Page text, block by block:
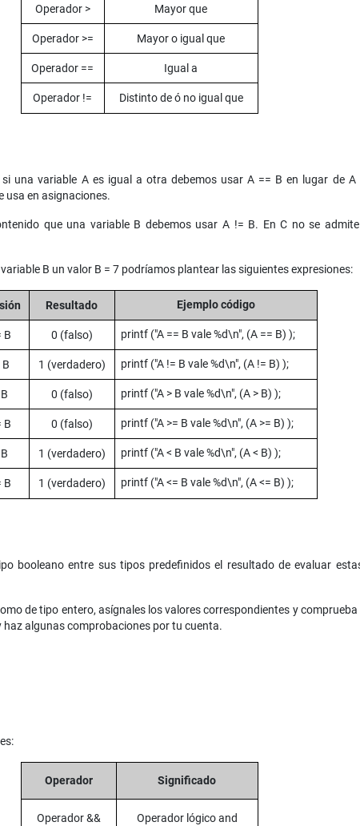
Operador > Mayor que
Operador >= Mayor o igual que
Operador == Igual a
Operador != Distinto de ó no igual que
una variable A es igual a otra debemos usar A == B en lugar de
usa en asignaciones.
que una variable B debemos usar A != B. En C no se
B un valor B = 7 podríamos plantear las siguientes expresiones:
Resultado Ejemplo código
B 0 (falso) printf ("A == B vale %d\n", (A == B) );
B 1 (verdadero) printf ("A != B vale %d\n", (A != B) );
0 (falso) printf ("A > B vale %d\n", (A > B) );
B 0 (falso) printf ("A >= B vale %d\n", (A >= B) );
1 (verdadero) printf ("A < B vale %d\n", (A < B) );
B 1 (verdadero) printf ("A <= B vale %d\n", (A <= B) );
booleano entre sus tipos predefinidos el resultado de evaluar
de tipo entero, asígnales los valores correspondientes y
algunas comprobaciones por tu cuenta.
Operador Significado
Operador && Operador lógico and